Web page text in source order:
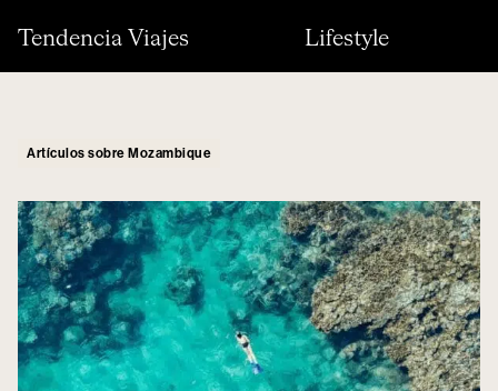
Tendencia Viajes Lifestyle
Artículos sobre Mozambique